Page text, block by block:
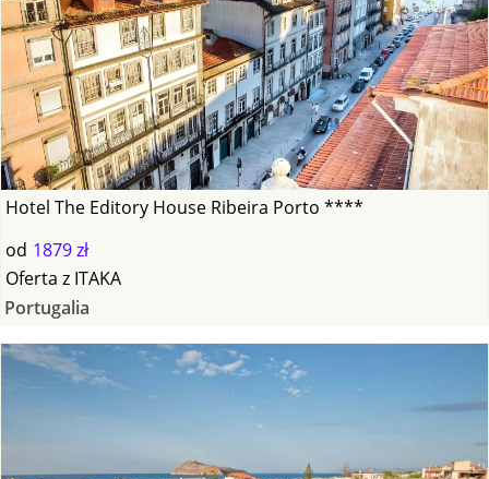
Hotel The Editory House Ribeira Porto ****
od 1879 zł
Oferta z ITAKA
Portugalia